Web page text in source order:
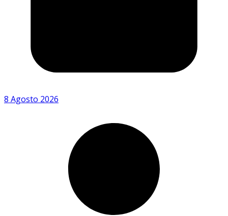
8 Agosto 2026